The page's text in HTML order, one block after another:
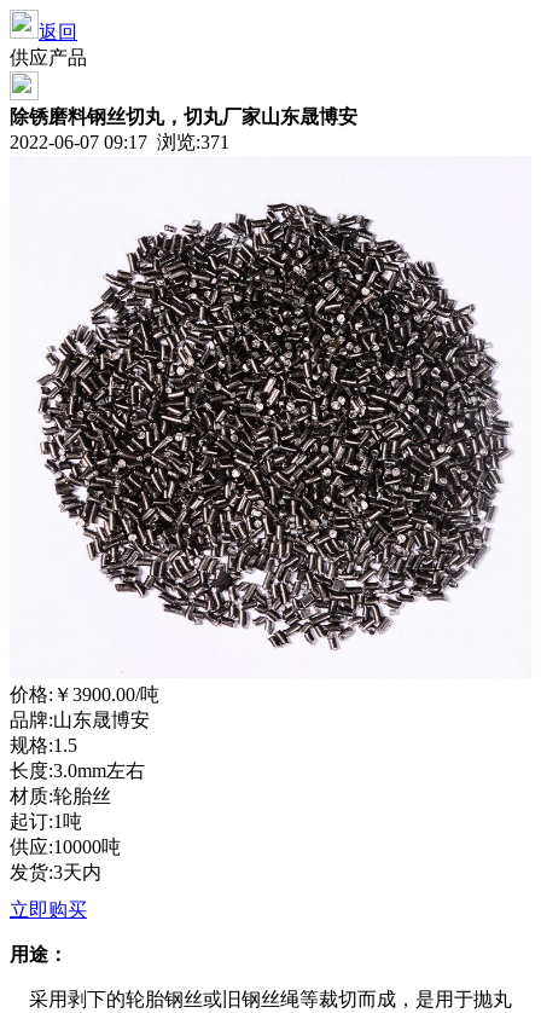
返回
供应产品
除锈磨料钢丝切丸，切丸厂家山东晟博安
2022-06-07 09:17 浏览:371
价格: ￥3900.00/吨
品牌:山东晟博安
规格:1.5
长度:3.0mm左右
材质:轮胎丝
起订:1吨
供应:10000吨
发货:3天内
立即购买
用途：
采用剥下的轮胎钢丝或旧钢丝绳等裁切而成，是用于抛丸